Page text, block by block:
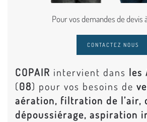
Pour vos demandes de devis
CONTACTEZ NOUS
COPAIR intervient dans les
(08) pour vos besoins de
aération, filtration de l’air,
dépoussiérage, aspiration